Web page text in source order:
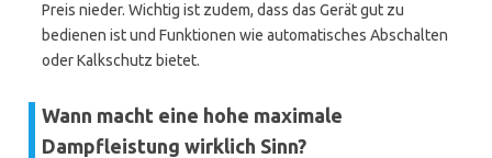
Preis nieder. Wichtig ist zudem, dass das Gerät gut zu
bedienen ist und Funktionen wie automatisches Abschalten
oder Kalkschutz bietet.
Wann macht eine hohe maximale
Dampfleistung wirklich Sinn?